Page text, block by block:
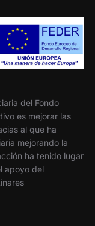
del Fondo
es mejorar las
al que ha
mejorando la
ha tenido lugar
apoyo del